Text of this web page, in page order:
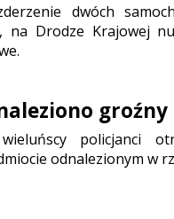
dwóch
Drodze Krajowej
policjanci
odnalezionym w